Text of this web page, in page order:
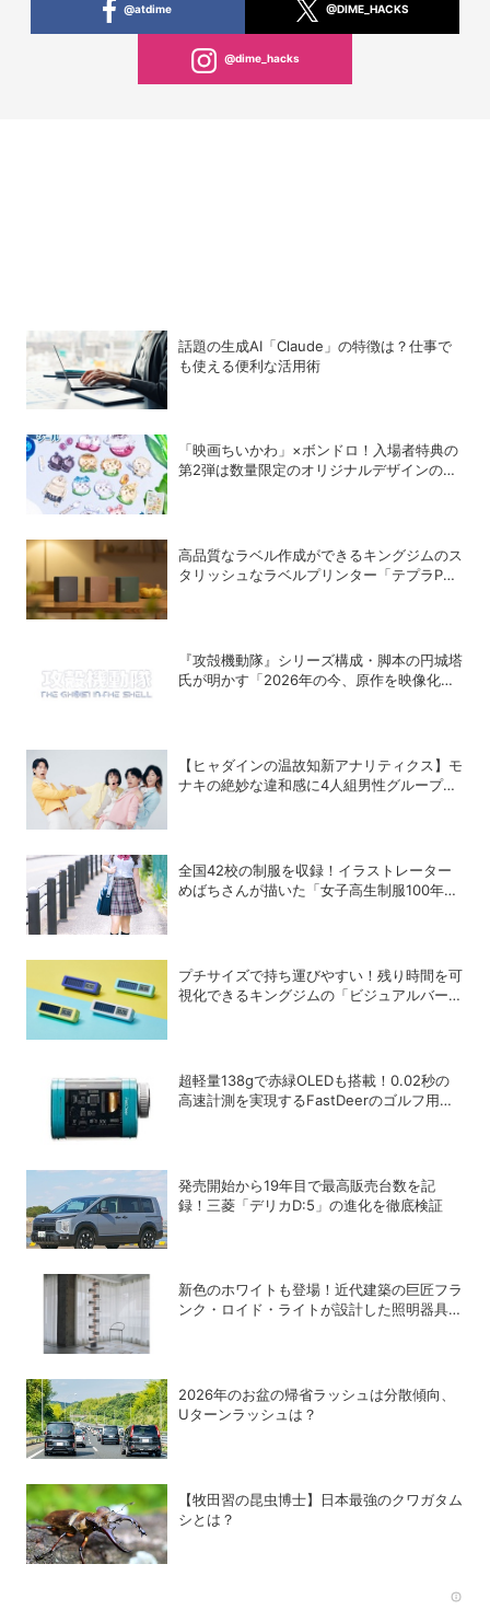
@atdime @DIME_HACKS
@dime_hacks
話題の生成AI「Claude」の特徴は？仕事で
も使える便利な活用術
「映画ちいかわ」×ボンドロ！入場者特典の
第2弾は数量限定のオリジナルデザインのボ
高品質なラベル作成ができるキングジムのス
タリッシュなラベルプリンター「テプラPRO
『攻殻機動隊』シリーズ構成・脚本の円城塔
氏が明かす「2026年の今、原作を映像化す
【ヒャダインの温故知新アナリティクス】モ
ナキの絶妙な違和感に4人組男性グループの
全国42校の制服を収録！イラストレーター
めばちさんが描いた「女子高生制服100年図
プチサイズで持ち運びやすい！残り時間を可
視化できるキングジムの「ビジュアルバータ
超軽量138gで赤緑OLEDも搭載！0.02秒の
高速計測を実現するFastDeerのゴルフ用レ
発売開始から19年目で最高販売台数を記
録！三菱「デリカD:5」の進化を徹底検証
新色のホワイトも登場！近代建築の巨匠フラ
ンク・ロイド・ライトが設計した照明器具の
2026年のお盆の帰省ラッシュは分散傾向、
Uターンラッシュは？
【牧田習の昆虫博士】日本最強のクワガタム
シとは？